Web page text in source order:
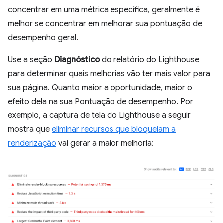
concentrar em uma métrica específica, geralmente é
melhor se concentrar em melhorar sua pontuação de
desempenho geral.
Use a seção Diagnósticodo relatório do Lighthouse
para determinar quais melhorias vão ter mais valor para
sua página. Quanto maior a oportunidade, maior o
efeito dela na sua Pontuação de desempenho. Por
exemplo, a captura de tela do Lighthouse a seguir
mostra que eliminar recursos que bloqueiam a
renderização vai gerar a maior melhoria: